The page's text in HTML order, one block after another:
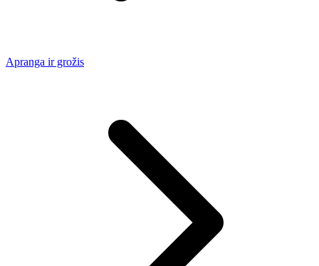
Apranga ir grožis